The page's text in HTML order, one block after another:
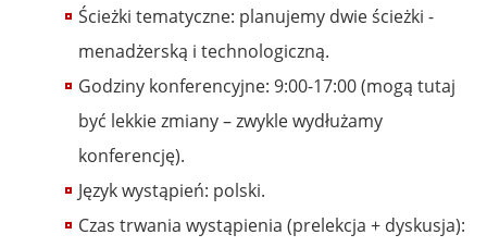
Ścieżki tematyczne: planujemy dwie ścieżki -
menadżerską i technologiczną.
Godziny konferencyjne: 9:00-17:00 (mogą tutaj
być lekkie zmiany – zwykle wydłużamy
konferencję).
Język wystąpień: polski.
Czas trwania wystąpienia (prelekcja + dyskusja):